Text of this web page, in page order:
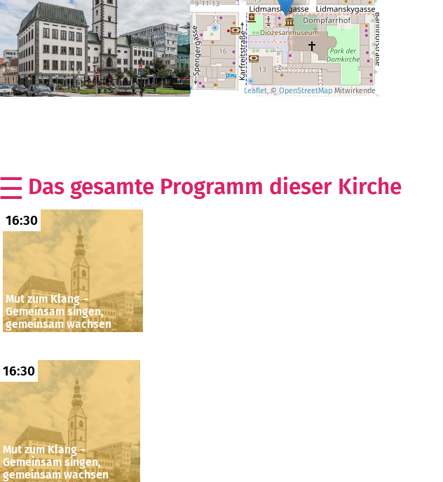
Das gesamte Programm dieser Kirche
16:30
Mut zum Klang –
Gemeinsam singen,
gemeinsam wachsen
16:30
Mut zum Klang –
Gemeinsam singen,
gemeinsam wachsen
Leaflet, ©OpenStreetMapMitwirkende